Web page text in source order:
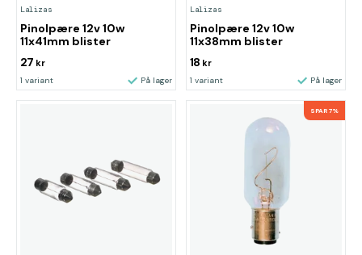
Lalizas
Pinolpære 12v 10w
11x41mm blister
27 kr
1 variant På lager
Lalizas
Pinolpære 12v 10w
11x38mm blister
18 kr
1 variant På lager
SPAR 7%